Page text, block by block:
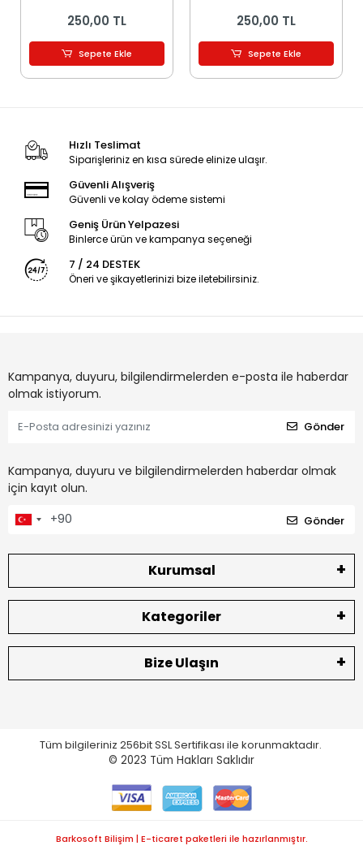
250,00 TL
Sepete Ekle
250,00 TL
Sepete Ekle
Hızlı Teslimat
Siparişleriniz en kısa sürede elinize ulaşır.
Güvenli Alışveriş
Güvenli ve kolay ödeme sistemi
Geniş Ürün Yelpazesi
Binlerce ürün ve kampanya seçeneği
7 / 24 DESTEK
Öneri ve şikayetlerinizi bize iletebilirsiniz.
Kampanya, duyuru, bilgilendirmelerden e-posta ile haberdar
olmak istiyorum.
Gönder
Kampanya, duyuru ve bilgilendirmelerden haberdar olmak
için kayıt olun.
Gönder
Kurumsal
Kategoriler
Bize Ulaşın
Tüm bilgileriniz 256bit SSL Sertifikası ile korunmaktadır.
© 2023 Tüm Hakları Saklıdır
Barkosoft Bilişim | E-ticaret paketleri ile hazırlanmıştır.